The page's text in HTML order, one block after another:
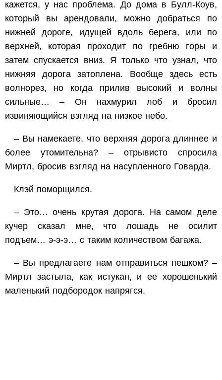
кажется, у нас проблема. До дома в Булл-Коув,
который вы арендовали, можно добраться по
нижней дороге, идущей вдоль берега, или по
верхней, которая проходит по гребню горы и
затем спускается вниз. Я только что узнал, что
нижняя дорога затоплена. Вообще здесь есть
волнорез, но когда прилив высокий и волны
сильные… – Он нахмурил лоб и бросил
извиняющийся взгляд на низкое небо.
– Вы намекаете, что верхняя дорога длиннее и
более утомительна? – отрывисто спросила
Миртл, бросив взгляд на насупленного Говарда.
Клэй поморщился.
– Это… очень крутая дорога. На самом деле
кучер сказал мне, что лошадь не осилит
подъем… э-э-э… с таким количеством багажа.
– Вы предлагаете нам отправиться пешком? –
Миртл застыла, как истукан, и ее хорошенький
маленький подбородок напрягся.